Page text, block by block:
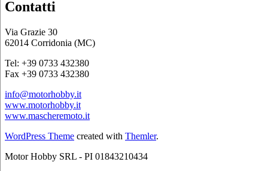
Contatti
Via Grazie 30
62014 Corridonia (MC)
Tel: +39 0733 432380
Fax +39 0733 432380
info@motorhobby.it
www.motorhobby.it
www.mascheremoto.it
WordPress Theme created with Themler.
Motor Hobby SRL - PI 01843210434